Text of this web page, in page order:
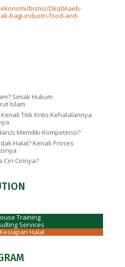
bisnis/Dkq0Aaeb-
bagi-industri-food-and-
Simak Hukum
Islam
Titik Kritis Kehalalannya
Memiliki Kompetensi?
Halal? Kenali Proses
Ciri-Cirinya?
Training
Services
Halal